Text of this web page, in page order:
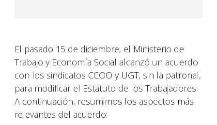
El pasado 15 de diciembre, el Ministerio de
Trabajo y Economía Social alcanzó un acuerdo
con los sindicatos CCOO y UGT, sin la patronal,
para modificar el Estatuto de los Trabajadores.
A continuación, resumimos los aspectos más
relevantes del acuerdo: